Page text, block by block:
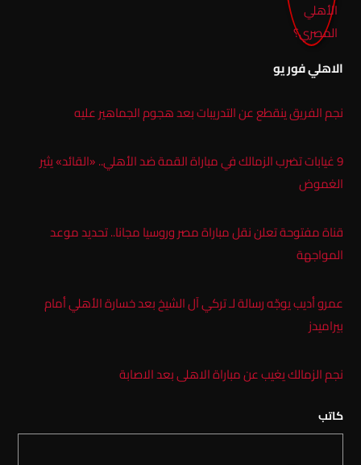
الاهلي فور يو
نجم الفريق ينقطع عن التدريبات بعد هجوم الجماهير عليه
9 غيابات تضرب الزمالك في مباراة القمة ضد الأهلي.. «القائد» يثير
الغموض
قناة مفتوحة تعلن نقل مباراة مصر وروسيا مجانا.. تحديد موعد
المواجهة
عمرو أديب يوجّه رسالة لـ تركي آل الشيخ بعد خسارة الأهلي أمام
بيراميدز
نجم الزمالك يغيب عن مباراة الاهلى بعد الاصابة
كاتب